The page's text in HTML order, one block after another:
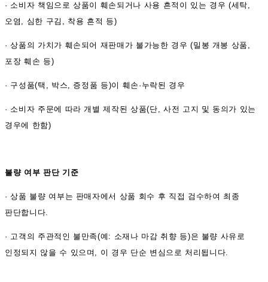
· 소비자 책임으로 상품이 훼손되거나 사용 흔적이 있는 경우 (세탁,
오염, 심한 구김, 착용 흔적 등)
·상품의 가치가 훼손되어 재판매가 불가능한 경우 (밀봉 개봉 상품,
포장 훼손 등)
· 구성품(택, 박스, 증정품 등)이 훼손·누락된 경우
· 소비자 주문에 따라 개별 제작된 상품(단, 사전 고지 및 동의가 있는
경우에 한함)
불량 여부 판단 기준
·상품 불량 여부는 판매자에서 상품 회수 후 직접 검수하여 최종
판단합니다.
· 고객의 주관적인 불만족(예: 소재나 마감 취향 등)은 불량 사유로
인정되지 않을 수 있으며, 이 경우 단순 변심으로 처리됩니다.